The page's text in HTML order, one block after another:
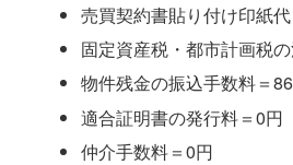
売買契約書貼り付け印紙
固定資産税・都市計画税
物件残金の振込手数料＝
適合証明書の発行料＝0円
仲介手数料＝0円